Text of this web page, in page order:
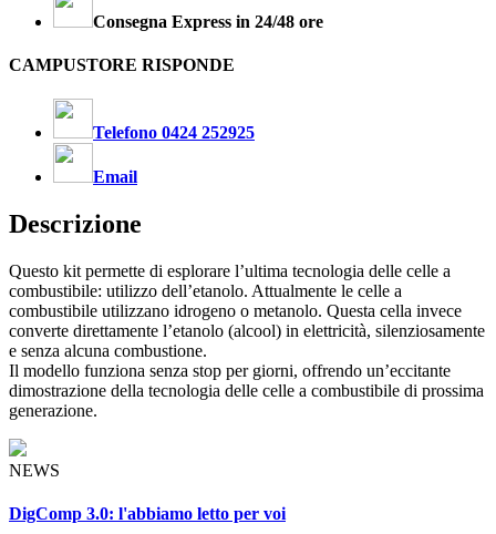
Consegna Express in 24/48 ore
CAMPUSTORE RISPONDE
Telefono 0424 252925
Email
Descrizione
Questo kit permette di esplorare l’ultima tecnologia delle celle a
combustibile: utilizzo dell’etanolo. Attualmente le celle a
combustibile utilizzano idrogeno o metanolo. Questa cella invece
converte direttamente l’etanolo (alcool) in elettricità, silenziosamente
e senza alcuna combustione.
Il modello funziona senza stop per giorni, offrendo un’eccitante
dimostrazione della tecnologia delle celle a combustibile di prossima
generazione.
NEWS
DigComp 3.0: l'abbiamo letto per voi